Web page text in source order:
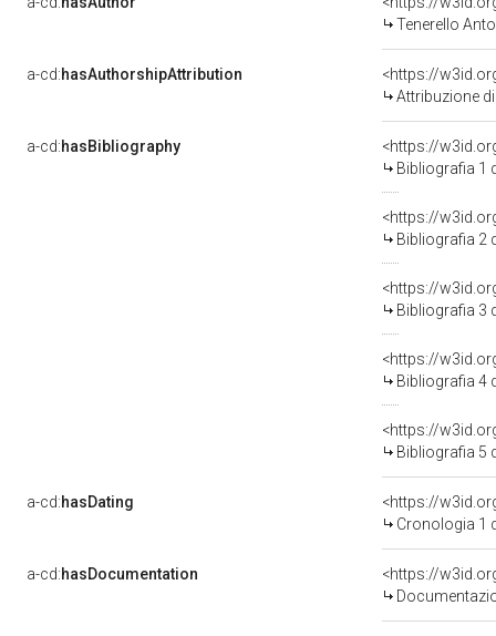
Tenerello
a-cd:hasAuthorshipAttribution
<https://
Attribuzione
a-cd:hasBibliography
<https://
Bibliografia 1
<https://
Bibliografia 2
<https://
Bibliografia 3
<https://
Bibliografia 4
<https://
Bibliografia 5
a-cd:hasDating
<https://
Cronologia 1
a-cd:hasDocumentation